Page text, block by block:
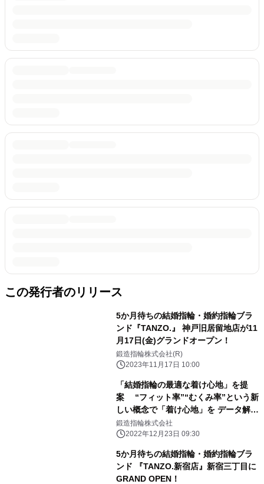
この発行者のリリース
5か月待ちの結婚指輪・婚約指輪ブラ
ンド『TANZO.』 神戸旧居留地店が11
月17日(金)グランドオープン！
鍛造指輪株式会社(R)
2023年11月17日 10:00
「結婚指輪の最適な着け心地」を提
案 “フィット率”“むくみ率”という新
しい概念で「着け心地」を データ解析
する『入籍指輪(R)システム』を開発
鍛造指輪株式会社
2022年12月23日 09:30
5か月待ちの結婚指輪・婚約指輪ブラ
ンド 『TANZO.新宿店』新宿三丁目に
GRAND OPEN！